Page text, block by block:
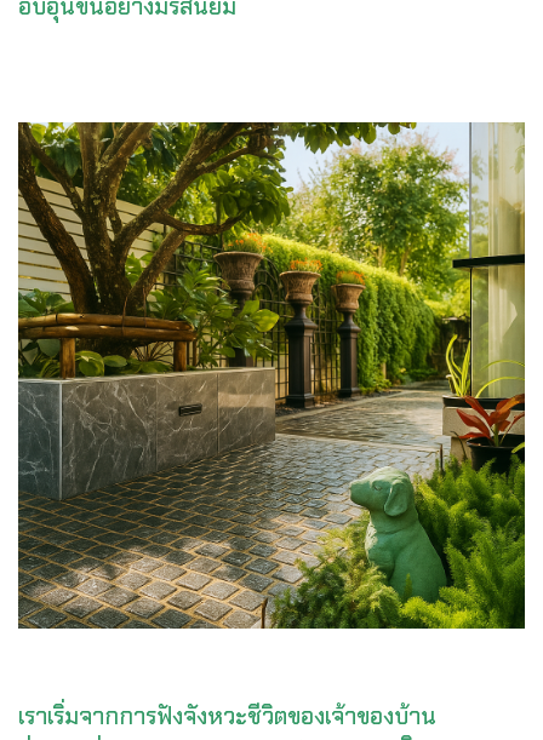
อบอุ่นขึ้นอย่างมีรสนิยม
เราเริ่มจากการฟังจังหวะชีวิตของเจ้าของบ้าน